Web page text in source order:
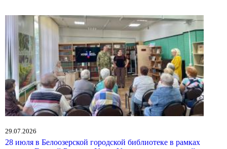
29.07.2026
28 июля в Белоозерской городской библиотеке в рамках